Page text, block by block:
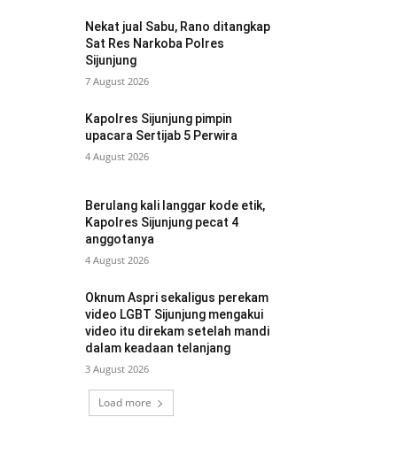
Nekat jual Sabu, Rano ditangkap
Sat Res Narkoba Polres
Sijunjung
7 August 2026
Kapolres Sijunjung pimpin
upacara Sertijab 5 Perwira
4 August 2026
Berulang kali langgar kode etik,
Kapolres Sijunjung pecat 4
anggotanya
4 August 2026
Oknum Aspri sekaligus perekam
video LGBT Sijunjung mengakui
video itu direkam setelah mandi
dalam keadaan telanjang
3 August 2026
Load more